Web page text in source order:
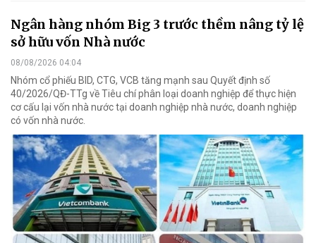
Ngân hàng nhóm Big 3 trước thềm nâng tỷ lệ
sở hữu vốn Nhà nước
08/08/2026 04:04
Nhóm cổ phiếu BID, CTG, VCB tăng mạnh sau Quyết định số
40/2026/QĐ-TTg về Tiêu chí phân loại doanh nghiệp để thực hiện
cơ cấu lại vốn nhà nước tại doanh nghiệp nhà nước, doanh nghiệp
có vốn nhà nước.